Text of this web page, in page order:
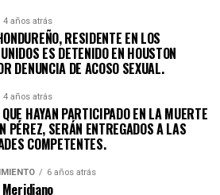
4 años atrás
RESIDENTE EN LOS
ES DETENIDO EN HOUSTON
DENUNCIA DE ACOSO SEXUAL.
4 años atrás
HAYAN PARTICIPADO EN LA MUERTE
PÉREZ, SERÁN ENTREGADOS A LAS
COMPETENTES.
6 años atrás